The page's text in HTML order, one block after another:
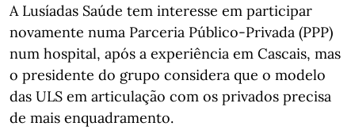
A Lusíadas Saúde tem interesse em participar
novamente numa Parceria Público-Privada (PPP)
num hospital, após a experiência em Cascais, mas
o presidente do grupo considera que o modelo
das ULS em articulação com os privados precisa
de mais enquadramento.